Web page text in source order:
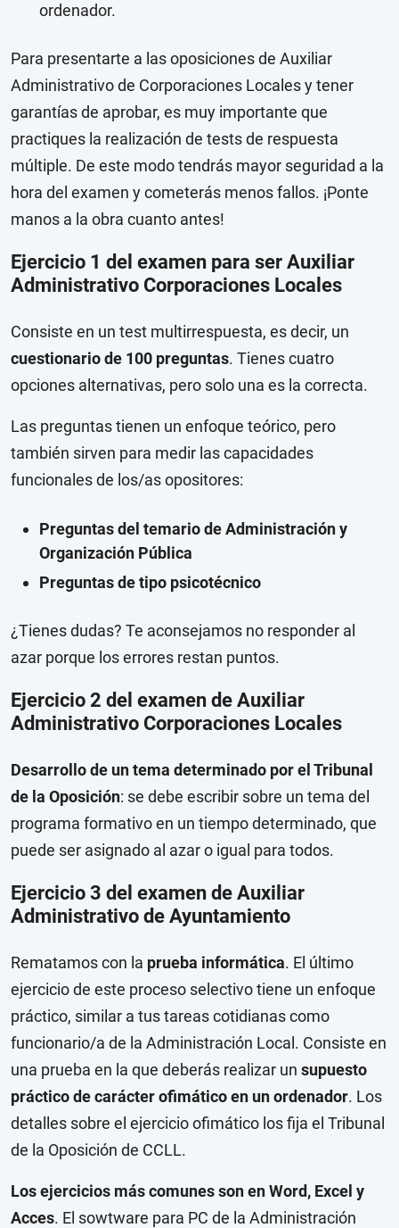
ordenador.
Para presentarte a las oposiciones de Auxiliar
Administrativo de Corporaciones Locales y tener
garantías de aprobar, es muy importante que
practiques la realización de tests de respuesta
múltiple. De este modo tendrás mayor seguridad a la
hora del examen y cometerás menos fallos. ¡Ponte
manos a la obra cuanto antes!
Ejercicio 1 del examen para ser Auxiliar
Administrativo Corporaciones Locales
Consiste en un test multirrespuesta, es decir, un
cuestionario de 100 preguntas. Tienes cuatro
opciones alternativas, pero solo una es la correcta.
Las preguntas tienen un enfoque teórico, pero
también sirven para medir las capacidades
funcionales de los/as opositores:
Preguntas del temario de Administración y
Organización Pública
Preguntas de tipo psicotécnico
¿Tienes dudas? Te aconsejamos no responder al
azar porque los errores restan puntos.
Ejercicio 2 del examen de Auxiliar
Administrativo Corporaciones Locales
Desarrollo de un tema determinado por el Tribunal
de la Oposición: se debe escribir sobre un tema del
programa formativo en un tiempo determinado, que
puede ser asignado al azar o igual para todos.
Ejercicio 3 del examen de Auxiliar
Administrativo de Ayuntamiento
Rematamos con la prueba informática. El último
ejercicio de este proceso selectivo tiene un enfoque
práctico, similar a tus tareas cotidianas como
funcionario/a de la Administración Local. Consiste en
una prueba en la que deberás realizar un supuesto
práctico de carácter ofimático en un ordenador. Los
detalles sobre el ejercicio ofimático los fija el Tribunal
de la Oposición de CCLL.
Los ejercicios más comunes son en Word, Excel y
Acces. El sowtware para PC de la Administración